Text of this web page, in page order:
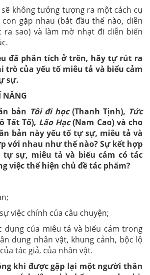
không tưởng tượng ra một cách cụ
gặp nhau (bắt đầu thế nào, diễn
ra sao) và làm mờ nhạt đi diễn biến
đã phân tích ở trên, hãy tự rút ra
trò của yếu tố miêu tả và biểu cảm
sự.
NĂNG
bản Tôi đi học(Thanh Tịnh), Tức
Tất Tố), Lão Hạc(Nam Cao) và cho
bản này yếu tố tự sự, miêu tả và
với nhau như thế nào? Sự kết hợp
tự sự, miêu tả và biểu cảm có tác
việc thể hiện chủ đề tác phẩm?
việc chính của câu chuyện;
dụng của miêu tả và biểu cảm trong
dung nhân vật, khung cảnh, bộc lộ
tác giả, của nhân vật.
khi được gặp lại một người thân